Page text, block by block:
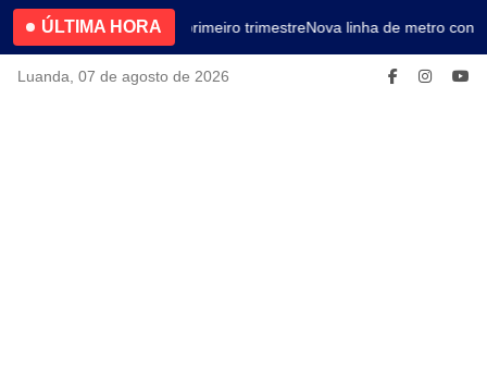
ÚLTIMA HORA4.2% no primeiro trimestreNova linha de metro
Luanda, 07 de agosto de 2026